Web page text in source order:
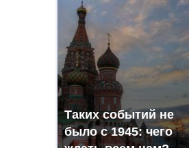
Таких событий не
было с 1945: чего